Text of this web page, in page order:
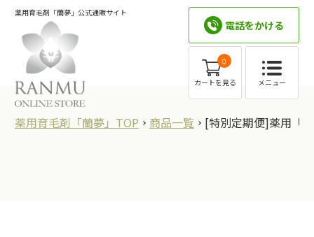
薬用育毛剤「蘭夢」公式通販サイト
電話をかける
0
カートを見る メニュー
薬用育毛剤「蘭夢」TOP 商品一覧 [特別定期便]薬用「